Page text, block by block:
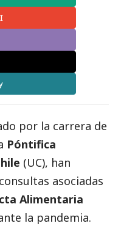
por la carrera de
Póntifica
(UC), han
asociadas
Alimentaria
la pandemia.